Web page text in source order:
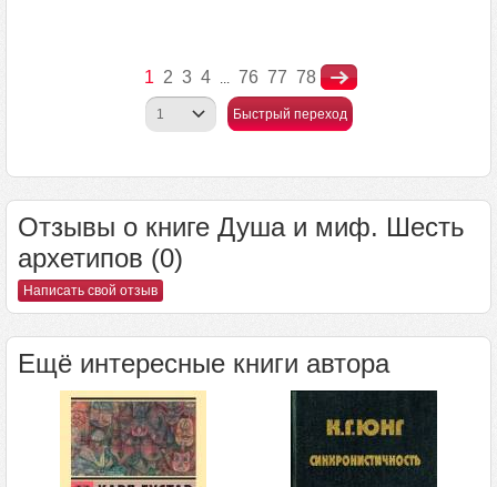
1 2 3 4 ... 76 77 78
Быстрый переход
Отзывы о книге Душа и миф. Шесть
архетипов (0)
Написать свой отзыв
Ещё интересные книги автора